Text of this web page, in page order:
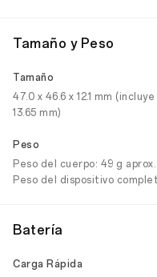
Tamaño y Peso
Tamaño
47.0 x 46.6 x 12.1 mm
13.65 mm)
Peso
Peso del cuerpo: 49 g
Peso del dispositivo
Batería
Carga Rápida